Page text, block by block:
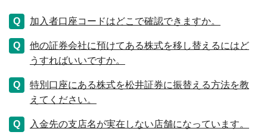
加入者口座コードはどこで確認できますか。
他の証券会社に預けてある株式を移し替えるにはど
うすればいいですか。
特別口座にある株式を松井証券に振替える方法を教
えてください。
入金先の支店名が実在しない店舗になっています。